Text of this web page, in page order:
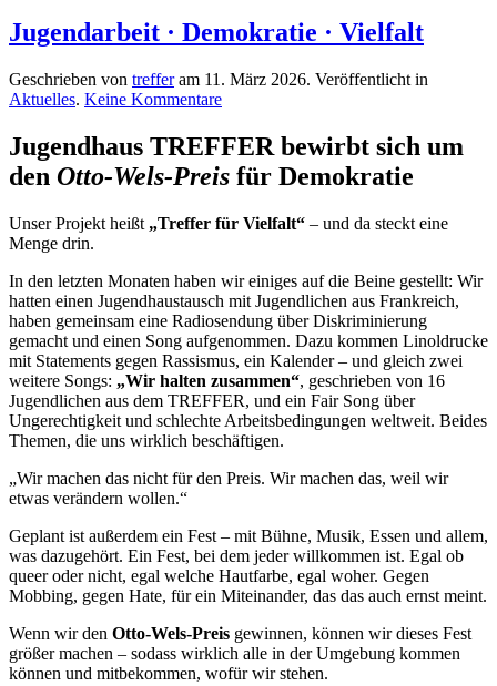
Jugendarbeit · Demokratie · Vielfalt
Geschrieben von trefferam 11. März 2026. Veröffentlicht in
Aktuelles. Keine Kommentarezu
·
Demokratie
·
Jugendhaus TREFFER bewirbt sich um
den Otto-Wels-Preis für Demokratie
Unser Projekt heißt „Treffer für Vielfalt“ – und da steckt eine
Menge drin.
In den letzten Monaten haben wir einiges auf die Beine gestellt: Wir
hatten einen Jugendhaustausch mit Jugendlichen aus Frankreich,
haben gemeinsam eine Radiosendung über Diskriminierung
gemacht und einen Song aufgenommen. Dazu kommen Linoldrucke
mit Statements gegen Rassismus, ein Kalender – und gleich zwei
weitere Songs: „Wir halten zusammen“, geschrieben von 16
Jugendlichen aus dem TREFFER, und ein Fair Song über
Ungerechtigkeit und schlechte Arbeitsbedingungen weltweit. Beides
Themen, die uns wirklich beschäftigen.
„Wir machen das nicht für den Preis. Wir machen das, weil wir
etwas verändern wollen.“
Geplant ist außerdem ein Fest – mit Bühne, Musik, Essen und allem,
was dazugehört. Ein Fest, bei dem jeder willkommen ist. Egal ob
queer oder nicht, egal welche Hautfarbe, egal woher. Gegen
Mobbing, gegen Hate, für ein Miteinander, das das auch ernst meint.
Wenn wir den Otto-Wels-Preis gewinnen, können wir dieses Fest
größer machen – sodass wirklich alle in der Umgebung kommen
können und mitbekommen, wofür wir stehen.